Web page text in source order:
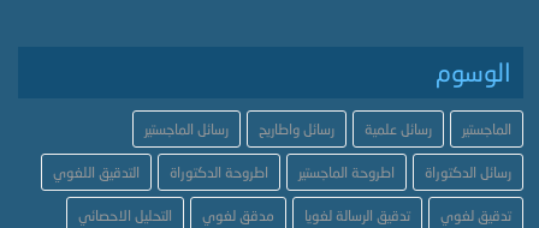
الوسوم
الماجستير رسائل علمية رسائل واطاريح رسائل الماجستير
رسائل الدكتوراة اطروحة الماجستير اطروحة الدكتوراة التدقيق اللغوي
تدقيق لغوي تدقيق الرسالة لغويا مدقق لغوي التحليل الاحصائي